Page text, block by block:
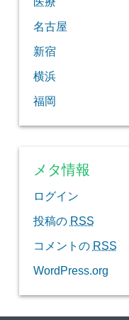
名古屋
新宿
横浜
福岡
メタ情報
ログイン
投稿の RSS
コメントの RSS
WordPress.org